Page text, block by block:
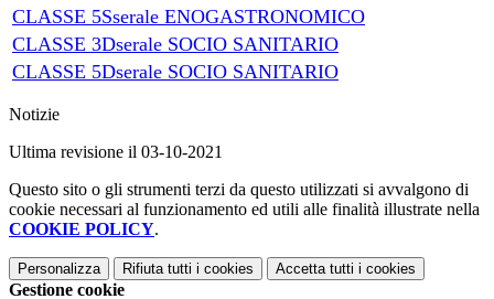
CLASSE 5Sserale ENOGASTRONOMICO
CLASSE 3Dserale SOCIO SANITARIO
CLASSE 5Dserale SOCIO SANITARIO
Notizie
Ultima revisione il 03-10-2021
Questo sito o gli strumenti terzi da questo utilizzati si avvalgono di
cookie necessari al funzionamento ed utili alle finalità illustrate nella
COOKIE POLICY.
Personalizza Rifiuta tutti i cookies Accetta tutti i cookies
Gestione cookie